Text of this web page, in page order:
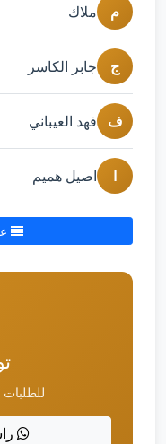
م ملاك
ج جابر الكاسر
ف فهد العيباني
ا اصيل هميم